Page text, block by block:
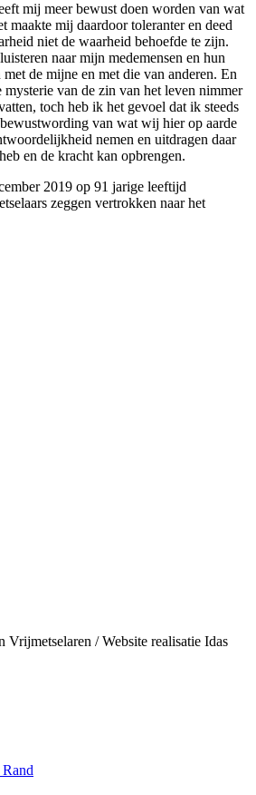
mij meer bewust doen worden van wat
maakte mij daardoor toleranter en deed
niet de waarheid behoefde te zijn.
naar mijn medemensen en hun
de mijne en met die van anderen. En
van de zin van het leven nimmer
toch heb ik het gevoel dat ik steeds
van wat wij hier op aarde
nemen en uitdragen daar
en de kracht kan opbrengen.
2019 op 91 jarige leeftijd
zeggen vertrokken naar het
/ Website realisatie Idas